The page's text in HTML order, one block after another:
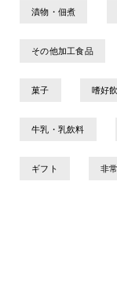
漬物・佃煮
その他加工食品
菓子 嗜好
牛乳・乳飲料
ギフト 非